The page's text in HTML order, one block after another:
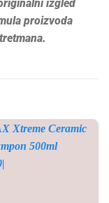
izgled
proizvoda